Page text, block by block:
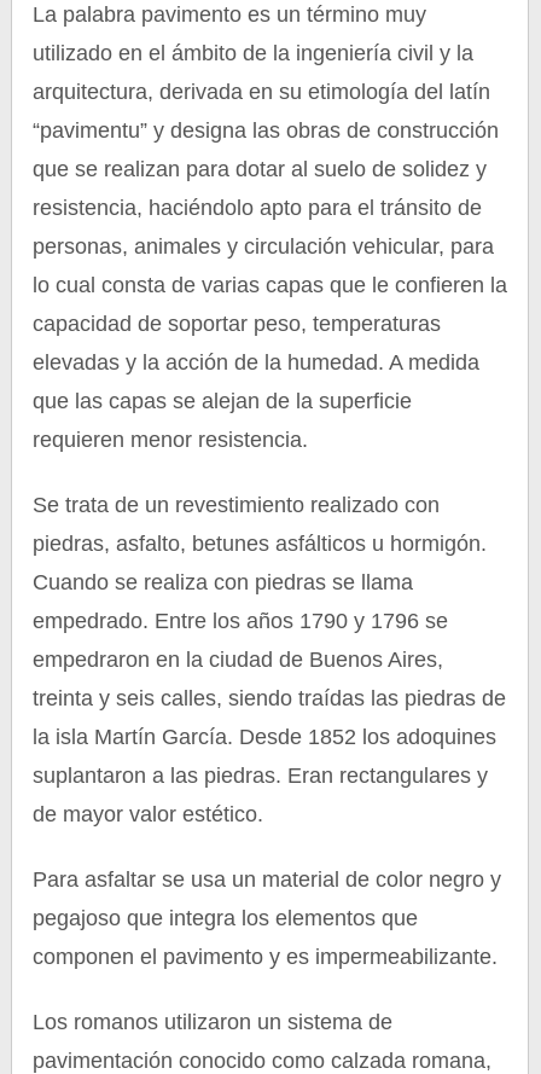
La palabra pavimento es un término muy
utilizado en el ámbito de la ingeniería civil y la
arquitectura, derivada en su etimología del latín
“pavimentu” y designa las obras de construcción
que se realizan para dotar al suelo de solidez y
resistencia, haciéndolo apto para el tránsito de
personas, animales y circulación vehicular, para
lo cual consta de varias capas que le confieren la
capacidad de soportar peso, temperaturas
elevadas y la acción de la humedad. A medida
que las capas se alejan de la superficie
requieren menor resistencia.
Se trata de un revestimiento realizado con
piedras, asfalto, betunes asfálticos u hormigón.
Cuando se realiza con piedras se llama
empedrado. Entre los años 1790 y 1796 se
empedraron en la ciudad de Buenos Aires,
treinta y seis calles, siendo traídas las piedras de
la isla Martín García. Desde 1852 los adoquines
suplantaron a las piedras. Eran rectangulares y
de mayor valor estético.
Para asfaltar se usa un material de color negro y
pegajoso que integra los elementos que
componen el pavimento y es impermeabilizante.
Los romanos utilizaron un sistema de
pavimentación conocido como calzada romana,